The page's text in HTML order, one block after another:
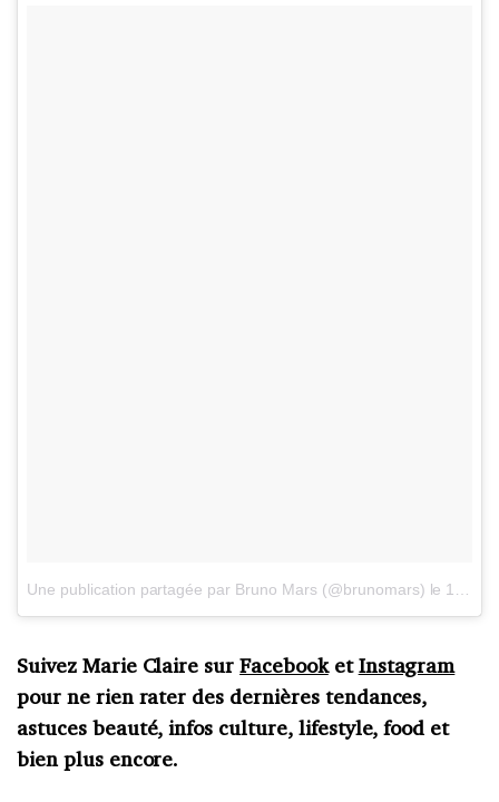
Une publication partagée par Bruno Mars (@brunomars) le 18 Mars 2017 à 13h48 PDT
Suivez Marie Claire surFacebooketInstagram
pour ne rien rater des dernières tendances,
astuces beauté, infos culture, lifestyle, food et
bien plus encore.